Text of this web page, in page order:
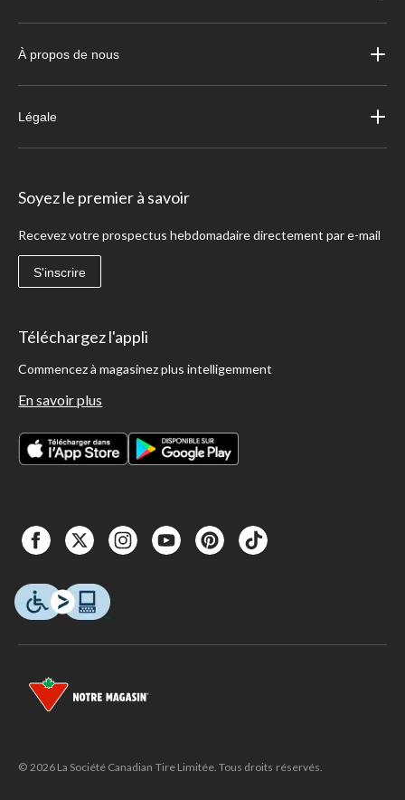
À propos de nous
Légale
Soyez le premier à savoir
Recevez votre prospectus hebdomadaire directement par e-mail
S'inscrire
Téléchargez l'appli
Commencez à magasinez plus intelligemment
En savoir plus
© 2026 La Société Canadian Tire Limitée. Tous droits réservés.